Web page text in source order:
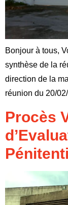
Bonjour à tous,
synthèse de la
direction de la
réunion du 20/
Procès